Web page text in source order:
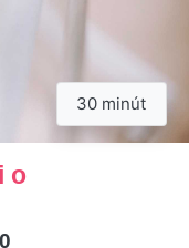
30 minút
o